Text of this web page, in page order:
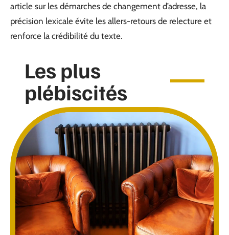
article sur les démarches de changement d’adresse, la
précision lexicale évite les allers-retours de relecture et
renforce la crédibilité du texte.
Les plus
plébiscités